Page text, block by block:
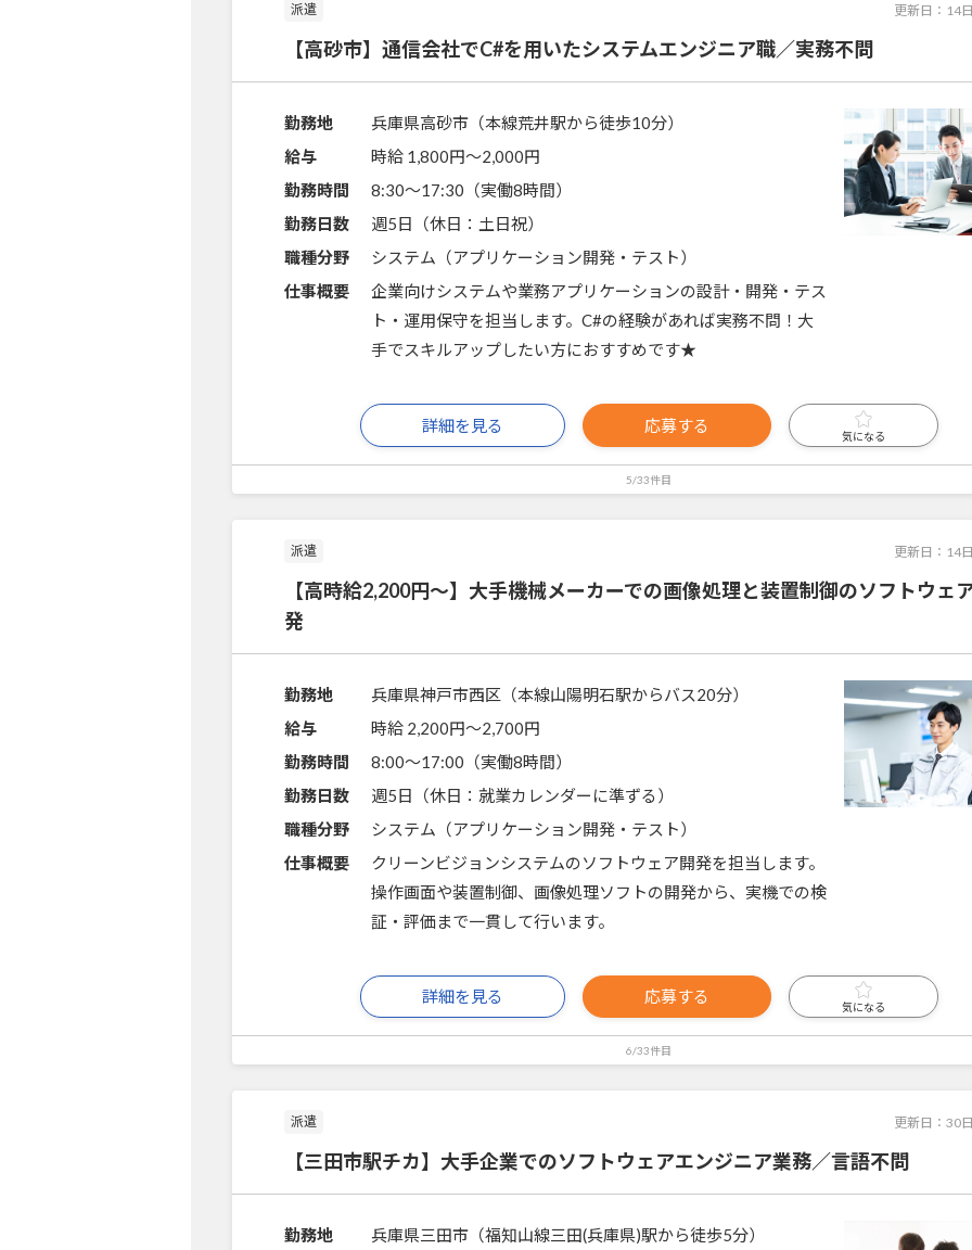
派遣 更新日： 14
【高砂市】通信会社でC#を用いたシステムエンジニア職／実務不問
勤務地
兵庫県高砂市（本線荒井駅から徒歩10分）
給与
時給 1,800円〜2,000円
勤務時間
8:30～17:30（実働8時間）
勤務日数
週5日（休日：土日祝）
職種分野
システム（アプリケーション開発・テスト）
仕事概要
企業向けシステムや業務アプリケーションの設計・開発・テス
ト・運用保守を担当します。C#の経験があれば実務不問！大
手でスキルアップしたい方におすすめです★
詳細を見る 応募する
気になる
5/33件目
派遣 更新日： 14
【高時給2,200円～】大手機械メーカーでの画像処理と装置制御のソフトウェ
発
勤務地
兵庫県神戸市西区（本線山陽明石駅からバス20分）
給与
時給 2,200円〜2,700円
勤務時間
8:00～17:00（実働8時間）
勤務日数
週5日（休日：就業カレンダーに準ずる）
職種分野
システム（アプリケーション開発・テスト）
仕事概要
クリーンビジョンシステムのソフトウェア開発を担当します。
操作画面や装置制御、画像処理ソフトの開発から、実機での検
証・評価まで一貫して行います。
詳細を見る 応募する
気になる
6/33件目
派遣 更新日： 30
【三田市駅チカ】大手企業でのソフトウェアエンジニア業務／言語不問
勤務地 兵庫県三田市（福知山線三田(兵庫県)駅から徒歩5分）